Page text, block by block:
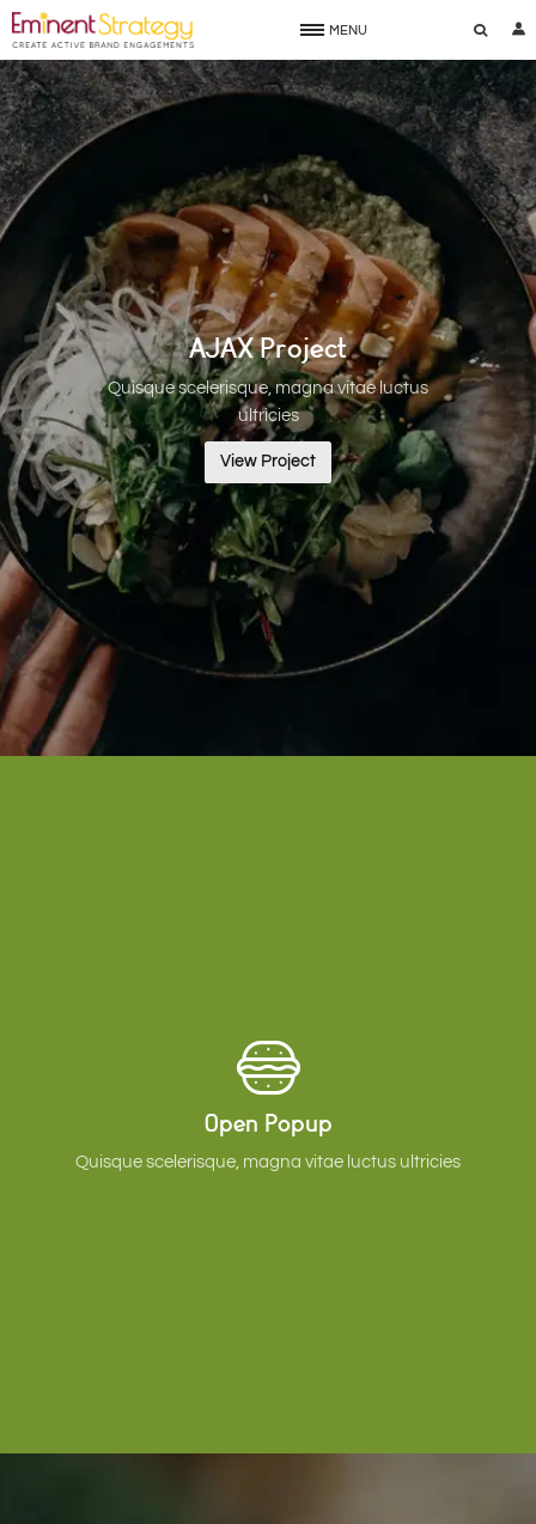
MENU
AJAX Project
Quisque scelerisque, magna vitae luctus
ultricies
View Project
Open Popup
Quisque scelerisque, magna vitae luctus ultricies